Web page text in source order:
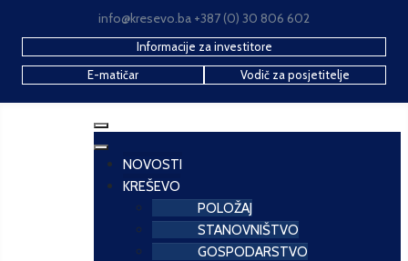
info@kresevo.ba +387 (0) 30 806 602
Informacije za investitore
E-matičar
Vodič za posjetitelje
NOVOSTI
KREŠEVO
POLOŽAJ
STANOVNIŠTVO
GOSPODARSTVO